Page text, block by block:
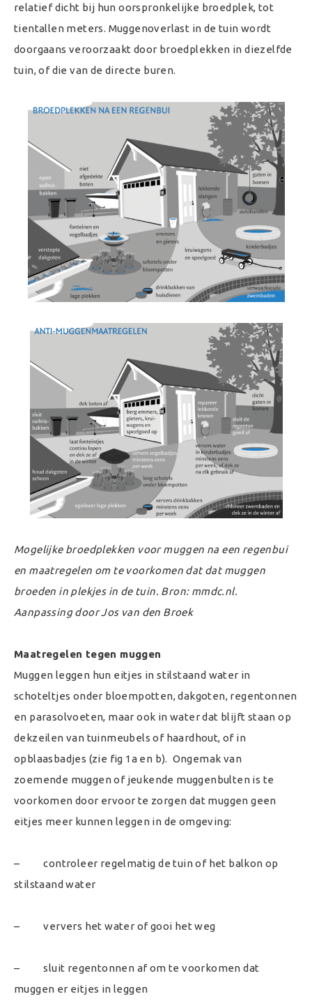
relatief dicht bij hun oorspronkelijke broedplek, tot
tientallen meters. Muggenoverlast in de tuin wordt
doorgaans veroorzaakt door broedplekken in diezelfde
tuin, of die van de directe buren.
Mogelijke broedplekken voor muggen na een regenbui
en maatregelen om te voorkomen dat dat muggen
broeden in plekjes in de tuin. Bron: mmdc.nl.
Aanpassing door Jos van den Broek
Maatregelen tegen muggen
Muggen leggen hun eitjes in stilstaand water in
schoteltjes onder bloempotten, dakgoten, regentonnen
en parasolvoeten, maar ook in water dat blijft staan op
dekzeilen van tuinmeubels of haardhout, of in
opblaasbadjes (zie fig 1a en b). Ongemak van
zoemende muggen of jeukende muggenbulten is te
voorkomen door ervoor te zorgen dat muggen geen
eitjes meer kunnen leggen in de omgeving:
– controleer regelmatig de tuin of het balkon op
stilstaand water
– ververs het water of gooi het weg
– sluit regentonnen af om te voorkomen dat
muggen er eitjes in leggen